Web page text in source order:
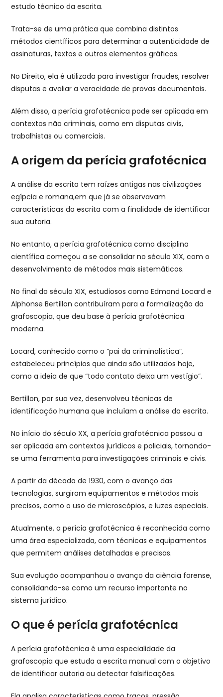
estudo técnico da escrita.
Trata-se de uma prática que combina distintos
métodos científicos para determinar a autenticidade de
assinaturas, textos e outros elementos gráficos.
No Direito, ela é utilizada para investigar fraudes, resolver
disputas e avaliar a veracidade de provas documentais.
Além disso, a perícia grafotécnica pode ser aplicada em
contextos não criminais, como em disputas civis,
trabalhistas ou comerciais.
A origem da perícia grafotécnica
A análise da escrita tem raízes antigas nas civilizações
egípcia e romana,em que já se observavam
características da escrita com a finalidade de identificar
sua autoria.
No entanto, a perícia grafotécnica como disciplina
científica começou a se consolidar no século XIX, com o
desenvolvimento de métodos mais sistemáticos.
No final do século XIX, estudiosos como Edmond Locard e
Alphonse Bertillon contribuíram para a formalização da
grafoscopia, que deu base à perícia grafotécnica
moderna.
Locard, conhecido como o “pai da criminalística”,
estabeleceu princípios que ainda são utilizados hoje,
como a ideia de que “todo contato deixa um vestígio”.
Bertillon, por sua vez, desenvolveu técnicas de
identificação humana que incluíam a análise da escrita.
No início do século XX, a perícia grafotécnica passou a
ser aplicada em contextos jurídicos e policiais, tornando-
se uma ferramenta para investigações criminais e civis.
A partir da década de 1930, com o avanço das
tecnologias, surgiram equipamentos e métodos mais
precisos, como o uso de microscópios, e luzes especiais.
Atualmente, a perícia grafotécnica é reconhecida como
uma área especializada, com técnicas e equipamentos
que permitem análises detalhadas e precisas.
Sua evolução acompanhou o avanço da ciência forense,
consolidando-se como um recurso importante no
sistema jurídico.
O que é perícia grafotécnica
A perícia grafotécnica é uma especialidade da
grafoscopia que estuda a escrita manual com o objetivo
de identificar autoria ou detectar falsificações.